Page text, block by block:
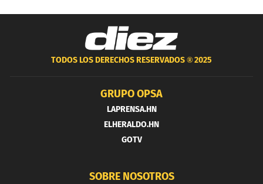
TODOS LOS DERECHOS RESERVADOS ®2025
GRUPO OPSA
LAPRENSA.HN
ELHERALDO.HN
GOTV
SOBRE NOSOTROS